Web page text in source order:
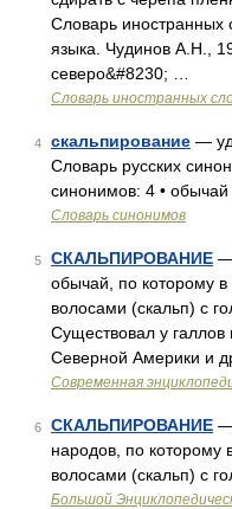
Словарь иностранных
языка. Чудинов А.Н.,
северо&#8230; …
Словарь иностранных
4 скальпирование —
Словарь русских
синонимов: 4 • обычай
Словарь синонимов
5 СКАЛЬПИРОВАНИЕ —
обычай, по которому
волосами (скальп) с
Существовал у
Северной Америки и
Современная
6 СКАЛЬПИРОВАНИЕ —
народов, по которому
волосами (скальп) с
Большой